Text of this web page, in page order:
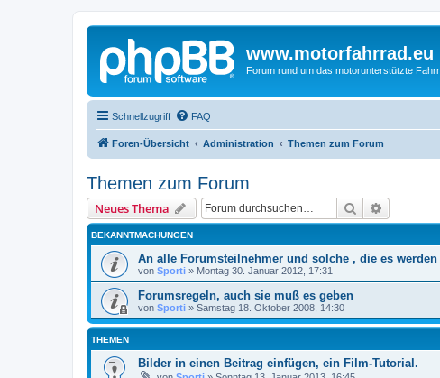
www.motorfahrrad.eu
Forum rund um das motorunterstützte
Schnellzugriff FAQ
Foren-Übersicht Administration Themen zum Forum
Themen zum Forum
Neues Thema Suche
BEKANNTMACHUNGEN
An alle Forumsteilnehmer und solche , die es
von Sporti » Montag 30. Januar 2012, 17:31
Forumsregeln, auch sie muß es geben
von Sporti » Samstag 18. Oktober 2008, 14:30
THEMEN
Bilder in einen Beitrag einfügen, ein Film-Tutorial.